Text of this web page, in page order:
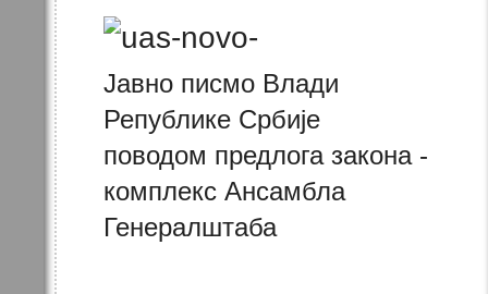
Јавно писмо Влади
Републике Србије
поводом предлога закона -
комплекс Ансамбла
Генералштаба